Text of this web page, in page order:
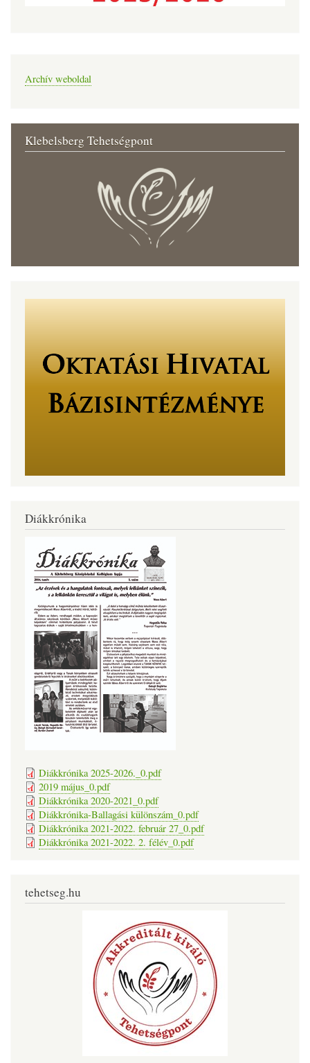
Archív weboldal
Klebelsberg Tehetségpont
Diákkrónika
Diákkrónika 2025-2026._0.pdf
2019 május_0.pdf
Diákkrónika 2020-2021_0.pdf
Diákkrónika-Ballagási különszám_0.pdf
Diákkrónika 2021-2022. február 27_0.pdf
Diákkrónika 2021-2022. 2. félév_0.pdf
tehetseg.hu